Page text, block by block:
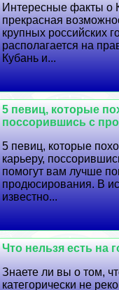
Интересные факты о
прекрасная
крупных российских
располагается на
Кубань и...
5 певиц, которые
поссорившись с
5 певиц, которые
карьеру,
помогут вам лучше
продюсирования. В
известно...
Что нельзя есть на
Знаете ли вы о том,
категорически не